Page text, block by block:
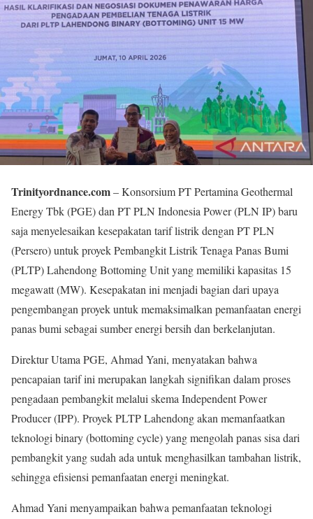
Trinityordnance.com– Konsorsium PT Pertamina Geothermal
Energy Tbk (PGE) dan PT PLN Indonesia Power (PLN IP) baru
saja menyelesaikan kesepakatan tarif listrik dengan PT PLN
(Persero) untuk proyek Pembangkit Listrik Tenaga Panas Bumi
(PLTP) Lahendong Bottoming Unit yang memiliki kapasitas 15
megawatt (MW). Kesepakatan ini menjadi bagian dari upaya
pengembangan proyek untuk memaksimalkan pemanfaatan energi
panas bumi sebagai sumber energi bersih dan berkelanjutan.
Direktur Utama PGE, Ahmad Yani, menyatakan bahwa
pencapaian tarif ini merupakan langkah signifikan dalam proses
pengadaan pembangkit melalui skema Independent Power
Producer (IPP). Proyek PLTP Lahendong akan memanfaatkan
teknologi binary (bottoming cycle) yang mengolah panas sisa dari
pembangkit yang sudah ada untuk menghasilkan tambahan listrik,
sehingga efisiensi pemanfaatan energi meningkat.
Ahmad Yani menyampaikan bahwa pemanfaatan teknologi